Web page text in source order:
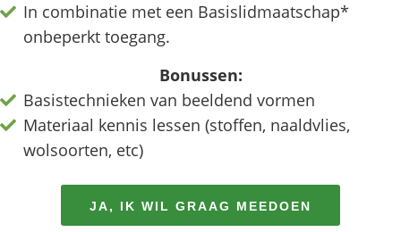
In combinatie met een Basislidmaatschap*
onbeperkt toegang.
Bonussen:
Basistechnieken van beeldend vormen
Materiaal kennis lessen (stoffen, naaldvlies,
wolsoorten, etc)
JA, IK WIL GRAAG MEEDOEN